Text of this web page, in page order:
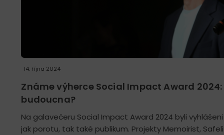
14. října 2024
Známe výherce Social Impact Award
budoucna?
Na galavečeru Social Impact Award 2024 byli
jak porotu, tak také publikum. Projekty Memoirist,